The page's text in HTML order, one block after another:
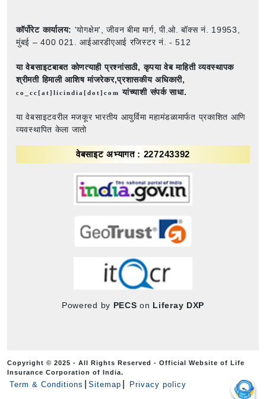
कॉर्पोरेट कार्यालय: 'योगक्षेम', जीवन बीमा मार्ग, पी.ओ. बॉक्स नं. 19953,
मुंबई – 400 021. आईआरडीएआई रजिस्टर नं. - 512
या वेबसाइटबाबत कोणत्याही प्रश्नांसाठी, कृपया वेब माहिती व्यवस्थापक
श्रीमती हिमाली आशिष मांजरेकर,प्रशासकीय अधिकारी,
co_cc[at]licindia[dot]comयांच्याशी संपर्क साधा.
या वेबसाइटवरील मजकूर भारतीय आयुर्विमा महामंडळामार्फत प्रकाशित आणि
व्यवस्थापित केला जातो
वेबसाइट अभ्यागत : 227243392
Powered by PECS on Liferay DXP
Copyright © 2025 - All Rights Reserved - Official Website of Life
Insurance Corporation of India.
Term & Conditions Sitemap Privacy policy